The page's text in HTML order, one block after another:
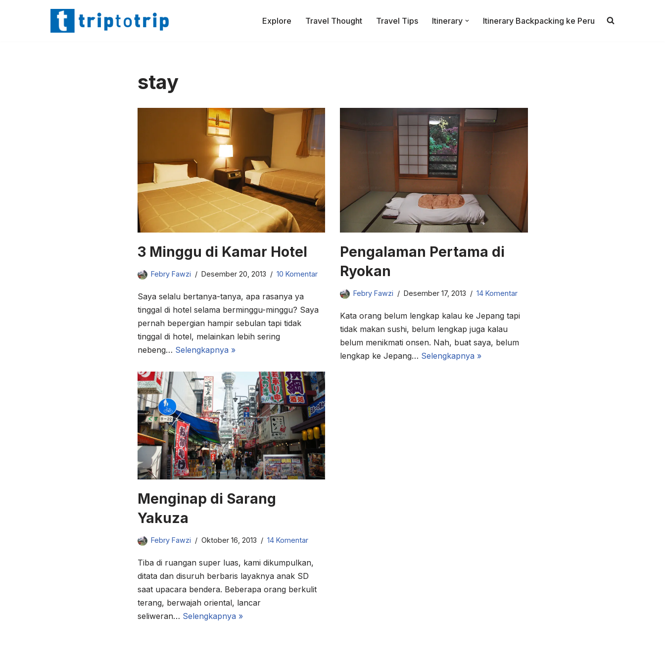
Explore Travel Thought Travel Tips Itinerary Itinerary Backpacking ke Peru
stay
3 Minggu di Kamar Hotel
Febry Fawzi Desember 20, 2013 10 Komentar
Saya selalu bertanya-tanya, apa rasanya ya
tinggal di hotel selama berminggu-minggu? Saya
pernah bepergian hampir sebulan tapi tidak
tinggal di hotel, melainkan lebih sering
nebeng… Selengkapnya »
Pengalaman Pertama di
Ryokan
Febry Fawzi Desember 17, 2013 14 Komentar
Kata orang belum lengkap kalau ke Jepang tapi
tidak makan sushi, belum lengkap juga kalau
belum menikmati onsen. Nah, buat saya, belum
lengkap ke Jepang… Selengkapnya »
Menginap di Sarang
Yakuza
Febry Fawzi Oktober 16, 2013 14 Komentar
Tiba di ruangan super luas, kami dikumpulkan,
ditata dan disuruh berbaris layaknya anak SD
saat upacara bendera. Beberapa orang berkulit
terang, berwajah oriental, lancar
seliweran… Selengkapnya »